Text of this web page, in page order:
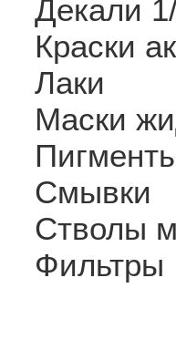
Декали
Краски
Лаки
Маски
Смывки
Стволы
Фильтры